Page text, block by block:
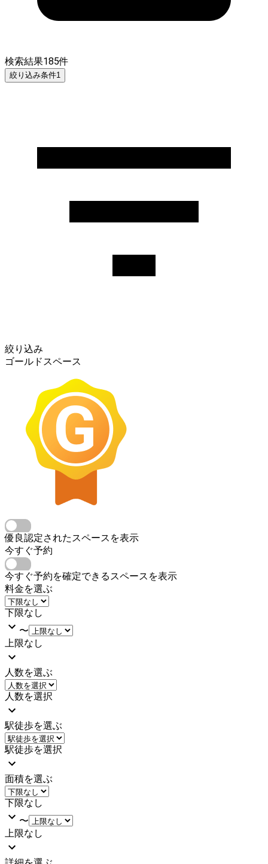
検索結果185件
絞り込み条件1
絞り込み
ゴールドスペース
優良認定されたスペースを表示
今すぐ予約
今すぐ予約を確定できるスペースを表示
料金を選ぶ
下限なし
〜
上限なし
人数を選ぶ
人数を選択
駅徒歩を選ぶ
駅徒歩を選択
面積を選ぶ
下限なし
〜
上限なし